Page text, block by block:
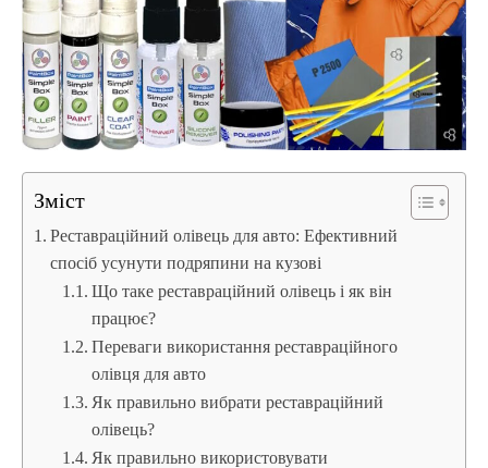
Зміст
Реставраційний олівець для авто: Ефективний
спосіб усунути подряпини на кузові
Що таке реставраційний олівець і як він
працює?
Переваги використання реставраційного
олівця для авто
Як правильно вибрати реставраційний
олівець?
Як правильно використовувати